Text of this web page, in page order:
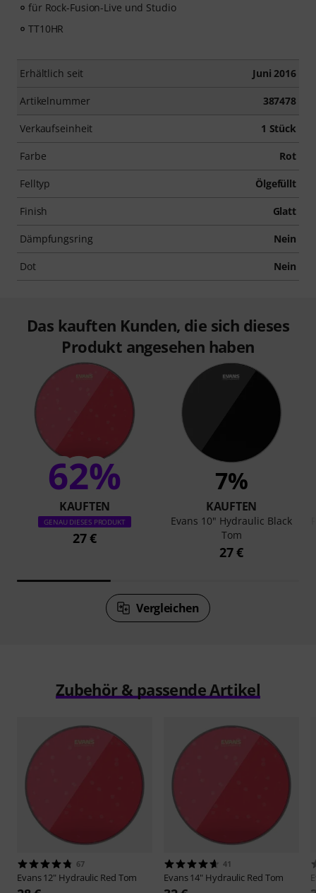
für Rock-Fusion-Live und Studio
TT10HR
Erhältlich seit Juni 2016
Artikelnummer 387478
Verkaufseinheit 1 Stück
Farbe Rot
Felltyp Ölgefüllt
Finish Glatt
Dämpfungsring Nein
Dot Nein
Das kauften Kunden, die sich dieses
Produkt angesehen haben
62%
KAUFTEN
GENAU DIESES PRODUKT
27 €
7%
KAUFTEN
Evans 10" Hydraulic Black
Tom
27 €
Vergleichen
Zubehör & passende Artikel
67
Evans12" Hydraulic Red Tom
41
Evans14" Hydraulic Red Tom